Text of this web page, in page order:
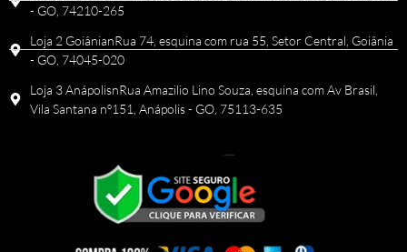
- GO, 74210-265
Loja 2 GoiânianRua 74, esquina com rua 55, Setor Central, Goiânia
- GO, 74045-020
Loja 3 AnápolisnRua Amazilio Lino Souza, esquina com Av Brasil,
Vila Santana nº151, Anápolis - GO, 75113-635